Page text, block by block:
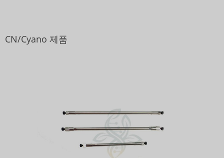
CN/Cyano 제품